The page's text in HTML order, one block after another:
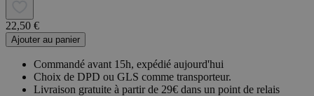
22,50 €
Ajouter au panier
Commandé avant 15h, expédié aujourd'hui
Choix de DPD ou GLS comme transporteur.
Livraison gratuite à partir de 29€ dans un point de relais